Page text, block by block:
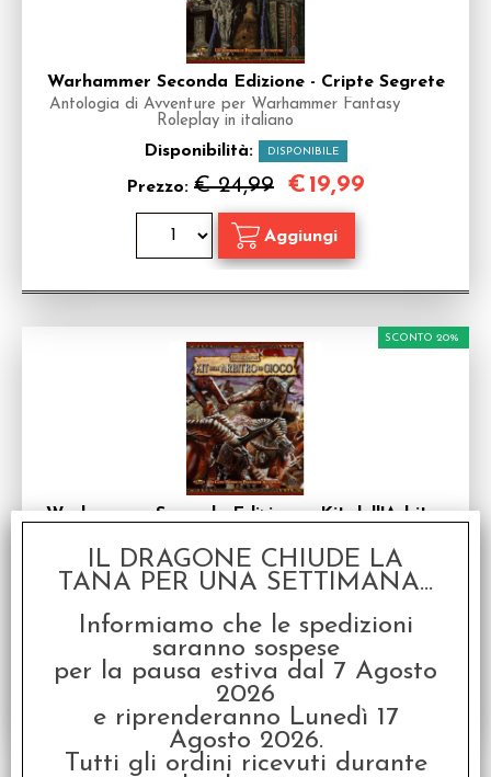
Warhammer Seconda Edizione - Cripte Segrete
Antologia di Avventure per Warhammer Fantasy
Roleplay in italiano
Disponibilità: DISPONIBILE
Prezzo: € 24,99 €19,99
Warhammer Seconda Edizione - Kit dell'Arbitro
Schermo per Warhammer Fantasy Roleplay in
italiano
Prezzo:€ 16,90
SCONTO 20%
€13,52
IL DRAGONE CHIUDE LA
TANA PER UNA SETTIMANA...
Informiamo che le spedizioni
saranno sospese
per la pausa estiva dal 7 Agosto
2026
e riprenderanno Lunedì 17
Agosto 2026.
Tutti gli ordini ricevuti durante